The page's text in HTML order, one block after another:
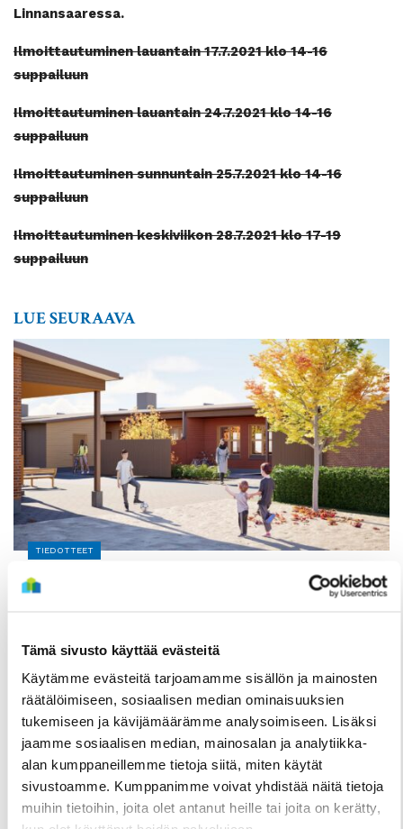
Tämä sivusto käyttää evästeitä
Käytämme evästeitä tarjoamamme sisällön ja mainosten
räätälöimiseen, sosiaalisen median ominaisuuksien
tukemiseen ja kävijämäärämme analysoimiseen. Lisäksi
jaamme sosiaalisen median, mainosalan ja analytiikka-
alan kumppaneillemme tietoja siitä, miten käytät
sivustoamme. Kumppanimme voivat yhdistää näitä tietoja
muihin tietoihin, joita olet antanut heille tai joita on kerätty,
Linnansaaressa.
Ilmoittautuminen lauantain 17.7.2021 klo 14-16
suppailuun
Ilmoittautuminen lauantain 24.7.2021 klo 14-16
suppailuun
Ilmoittautuminen sunnuntain 25.7.2021 klo 14-16
suppailuun
Ilmoittautuminen keskiviikon 28.7.2021 klo 17-19
suppailuun
LUE SEURAAVA
TIEDOTTEET
Kuivasjärvelle valmistumassa uusia
3 Elokuun